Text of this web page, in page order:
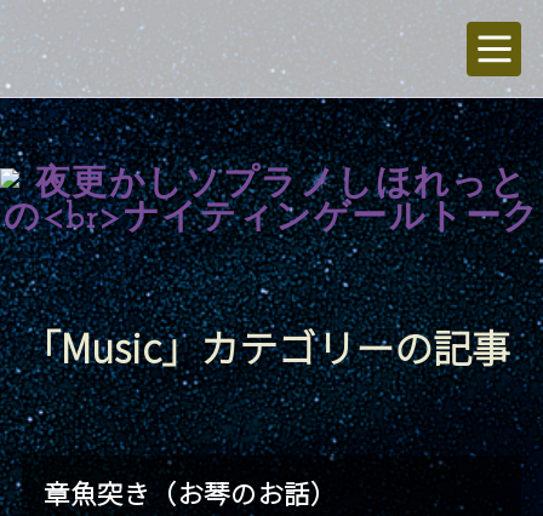
「Music」カテゴリーの記事
章魚突き（お琴のお話）